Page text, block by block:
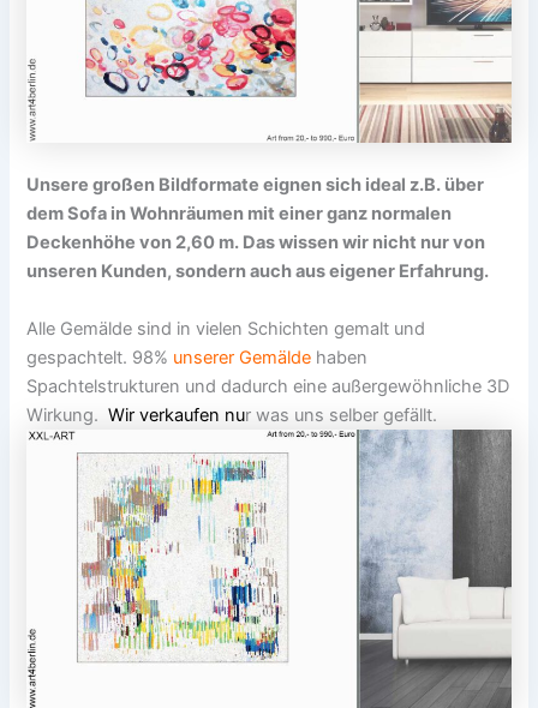
Unsere großen Bildformate eignen sich ideal z.B. über
dem Sofa in Wohnräumen mit einer ganz normalen
Deckenhöhe von 2,60 m. Das wissen wir nicht nur von
unseren Kunden, sondern auch aus eigener Erfahrung.
Alle Gemälde sind in vielen Schichten gemalt und
gespachtelt. 98% unserer Gemälde haben
Spachtelstrukturen und dadurch eine außergewöhnliche 3D
Wirkung.Wir verkaufen nur was uns selber gefällt.